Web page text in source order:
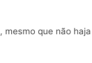
, mesmo que não